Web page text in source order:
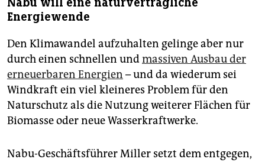
Energiewende
Den Klimawandel aufzuhalten gelinge aber nur
durch einen schnellen undmassiven Ausbau der
erneuerbaren Energien – und da wiederum sei
Windkraft ein viel kleineres Problem für den
Naturschutz als die Nutzung weiterer Flächen für
Biomasse oder neue Wasserkraftwerke.
Nabu-Geschäftsführer Miller setzt dem entgegen,